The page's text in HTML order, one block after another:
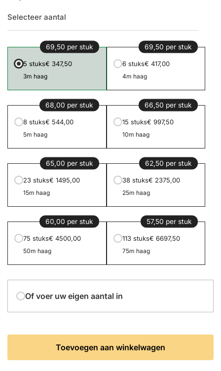
Selecteer aantal
69,50 per stuk
5 stuks€ 347,50
3m haag
69,50 per stuk
6 stuks€ 417,00
4m haag
68,00 per stuk
8 stuks€ 544,00
5m haag
66,50 per stuk
15 stuks€ 997,50
10m haag
65,00 per stuk
23 stuks€ 1495,00
15m haag
62,50 per stuk
38 stuks€ 2375,00
25m haag
60,00 per stuk
75 stuks€ 4500,00
50m haag
57,50 per stuk
113 stuks€ 6697,50
75m haag
Of voer uw eigen aantal in
Toevoegen aan winkelwagen